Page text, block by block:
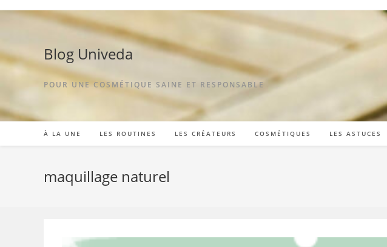
Blog Univeda
POUR UNE COSMÉTIQUE SAINE ET RESPONSABLE
À LA UNE LES ROUTINES LES CRÉATEURS COSMÉTIQUES LES ASTUCES
maquillage naturel